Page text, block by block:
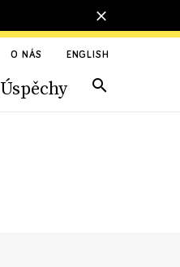
O NÁS ENGLISH
Úspěchy